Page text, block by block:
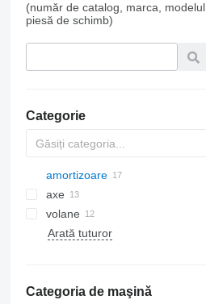
(număr de catalog, marca, modelul,
piesă de schimb)
Categorie
amortizoare
axe
volane
Arată tuturor
Categoria de maşină